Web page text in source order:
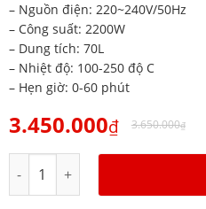
– Nguồn điện: 220~240V/50Hz
– Công suất: 2200W
– Dung tích: 70L
– Nhiệt độ: 100-250 độ C
– Hẹn giờ: 0-60 phút
3.450.000₫ 3.650.000₫